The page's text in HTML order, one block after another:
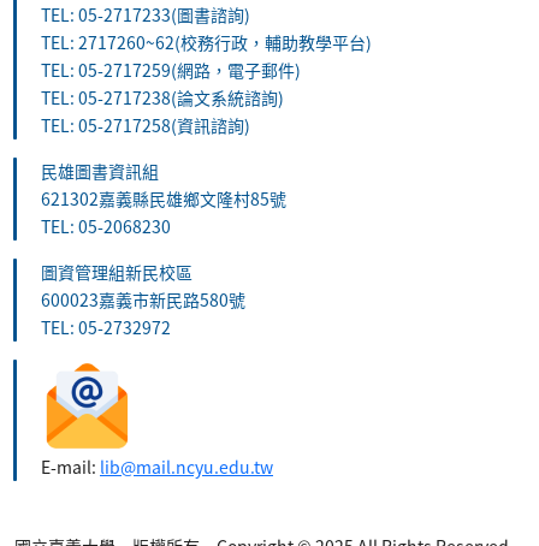
TEL: 05-2717233(圖書諮詢)
TEL: 2717260~62(校務行政，輔助教學平台)
TEL: 05-2717259(網路，電子郵件)
TEL: 05-2717238(論文系統諮詢)
TEL: 05-2717258(資訊諮詢)
民雄圖書資訊組
621302嘉義縣民雄鄉文隆村85號
TEL: 05-2068230
圖資管理組新民校區
600023嘉義市新民路580號
TEL: 05-2732972
E-mail: lib@mail.ncyu.edu.tw